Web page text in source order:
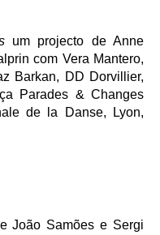
um projecto de Anne
com Vera Mantero,
Barkan, DD Dorvillier,
Parades & Changes
de la Danse, Lyon,
João Samões e Sergi